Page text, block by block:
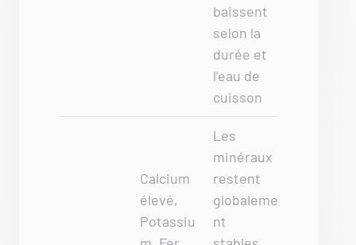
baissent
selon la
durée et
l’eau de
cuisson
Calcium
élevé,
Potassiu
Les
minéraux
restent
globaleme
nt